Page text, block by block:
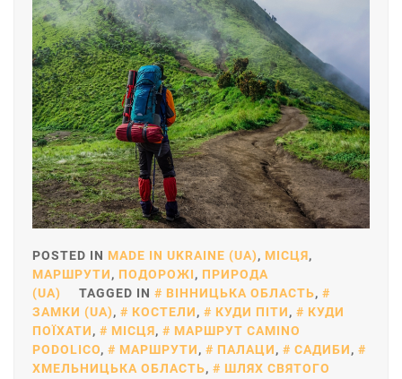
POSTED IN MADE IN UKRAINE (UA), МІСЦЯ,
МАРШРУТИ, ПОДОРОЖІ, ПРИРОДА
(UA)
TAGGED IN ВІННИЦЬКА ОБЛАСТЬ,
ЗАМКИ (UA), КОСТЕЛИ, КУДИ ПІТИ,
КУДИ
ПОЇХАТИ, МІСЦЯ,
МАРШРУТ CAMINO
PODOLICO, МАРШРУТИ, ПАЛАЦИ, САДИБИ,
ХМЕЛЬНИЦЬКА ОБЛАСТЬ, ШЛЯХ СВЯТОГО